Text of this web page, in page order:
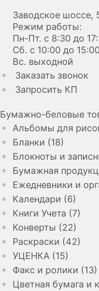
Заводское шоссе,
Режим работы:
Пн-Пт. с 8:30 до
Сб. с 10:00 до
Вс. выходной
Заказать звонок
Запросить КП
Бумажно-беловые
Альбомы для
Бланки (18)
Блокноты и
Бумажная
Ежедневники и
Календари (6)
Книги Учета (7)
Конверты (22)
Раскраски (42)
УЦЕНКА (15)
Факс и ролики (13)
Цветная бумага и